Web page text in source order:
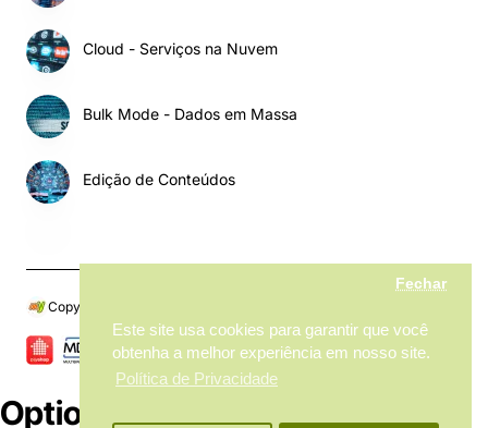
Este site usa cookies para garantir que você
obtenha a melhor experiência em nosso site.
Política de Privacidade
Fechar
Cloud - Serviços na Nuvem
Bulk Mode - Dados em Massa
Edição de Conteúdos
Copyright © 2024, My MarketPlace, Todos os Direitos Reservados
Options